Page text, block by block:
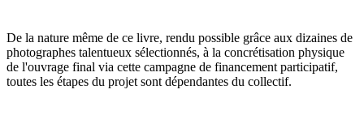
De la nature même de ce livre, rendu possible grâce aux dizaines de
photographes talentueux sélectionnés, à la concrétisation physique
de l'ouvrage final via cette campagne de financement participatif,
toutes les étapes du projet sont dépendantes du collectif.